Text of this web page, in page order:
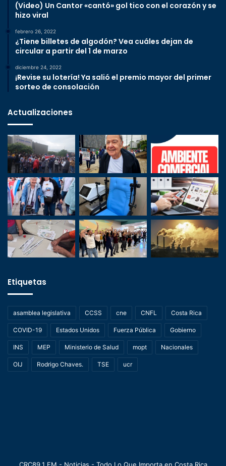
(Video) Un Cantor «cantó» gol tico con el corazón y se
hizo viral
febrero 26, 2022
¿Tiene billetes de algodón? Vea cuáles dejan de
circular a partir del 1 de marzo
diciembre 24, 2022
¡Revise su lotería! Ya salió el premio mayor del primer
sorteo de consolación
Actualizaciones
Etiquetas
asamblea legislativa CCSS cne CNFL Costa Rica
COVID-19 Estados Unidos Fuerza Pública Gobierno
INS MEP Ministerio de Salud mopt Nacionales
OIJ Rodrigo Chaves. TSE ucr